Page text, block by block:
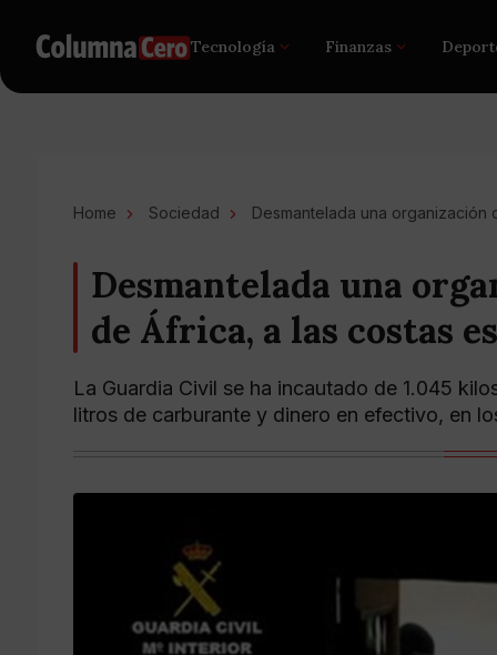
Tecnología Finanzas
Home Sociedad Desmantelada una organización
Desmantelada una
de África, a las costas
La Guardia Civil se ha incautado de 1.045
litros de carburante y dinero en efectivo, en